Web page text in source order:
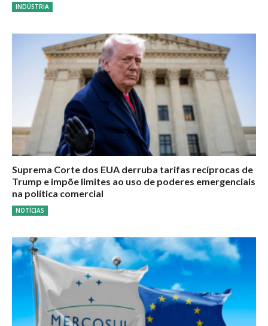
INDÚSTRIA
Suprema Corte dos EUA derruba tarifas recíprocas de
Trump e impõe limites ao uso de poderes emergenciais
na política comercial
NOTÍCIAS